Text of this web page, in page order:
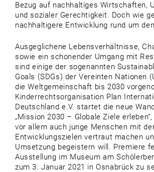
Bezug auf nachhaltiges Wirtschaften,
und sozialer Gerechtigkeit. Doch wie
nachhaltigere Entwicklung rund um
Ausgeglichene Lebensverhältnisse,
sowie ein schonender Umgang mit
sind einige der sogenannten
Goals (SDGs) der Vereinten Nationen
die Weltgemeinschaft bis 2030
Kinderrechtsorganisation Plan
Deutschland e.V. startet die neue
„Mission 2030 – Globale Ziele
vor allem auch junge Menschen mit
Entwicklungszielen vertraut machen
Umsetzung begeistern will. Premiere
Ausstellung im Museum am
zum 3. Januar 2021 in Osnabrück zu